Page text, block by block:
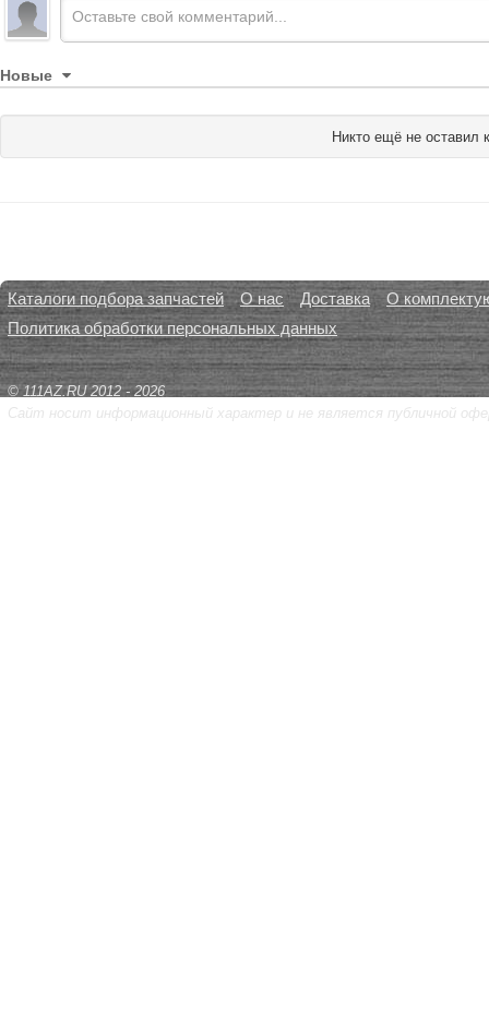
Новые
Никто ещё не оставил
Каталоги подбора запчастей О нас Доставка
О
Политика обработки персональных данных
© 111AZ.RU 2012 - 2026
Сайт носит информационный характер и не является публичной